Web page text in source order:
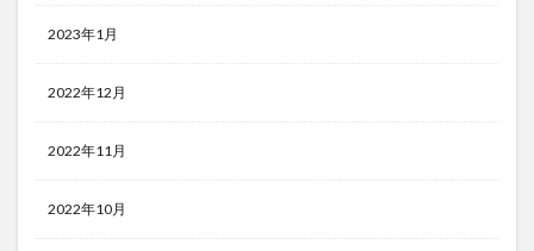
2023年1月
2022年12月
2022年11月
2022年10月